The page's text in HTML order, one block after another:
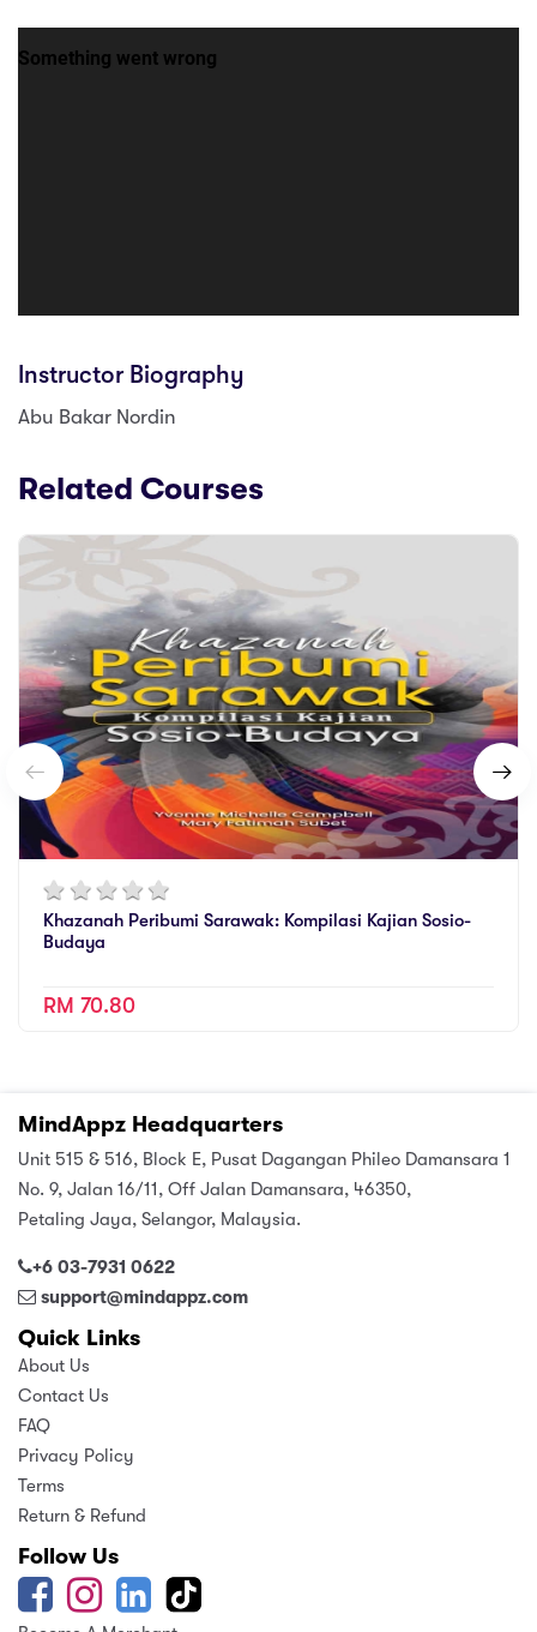
Instructor Biography
Abu Bakar Nordin
Related Courses
Khazanah Peribumi Sarawak: Kompilasi Kajian Sosio-
Budaya
RM 70.80
MindAppz Headquarters
Unit 515 & 516, Block E, Pusat Dagangan Phileo Damansara 1
No. 9, Jalan 16/11, Off Jalan Damansara, 46350,
Petaling Jaya, Selangor, Malaysia.
+6 03-7931 0622
support@mindappz.com
Quick Links
About Us
Contact Us
FAQ
Privacy Policy
Terms
Return & Refund
Follow Us